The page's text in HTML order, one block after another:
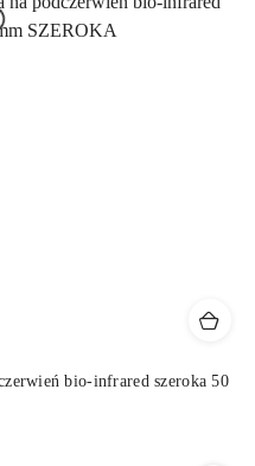
bio-infrared szeroka 50